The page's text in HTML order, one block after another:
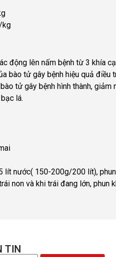
kg
động lên nấm bệnh từ 3 khía
bào tử gây bệnh hiệu quả
tử gây bệnh hình thành,
lá.
lít nước( 150-200g/200 lít),
non và khi trái đang lớn, phun
TIN